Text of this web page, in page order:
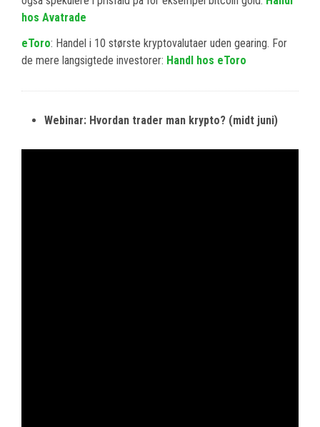
hos Avatrade
eToro: Handel i 10 største kryptovalutaer uden gearing. For
de mere langsigtede investorer: Handl hos eToro
Webinar: Hvordan trader man krypto? (midt juni)